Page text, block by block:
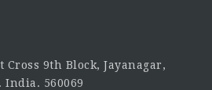
Cross 9th Block, Jayanagar,
India. 560069